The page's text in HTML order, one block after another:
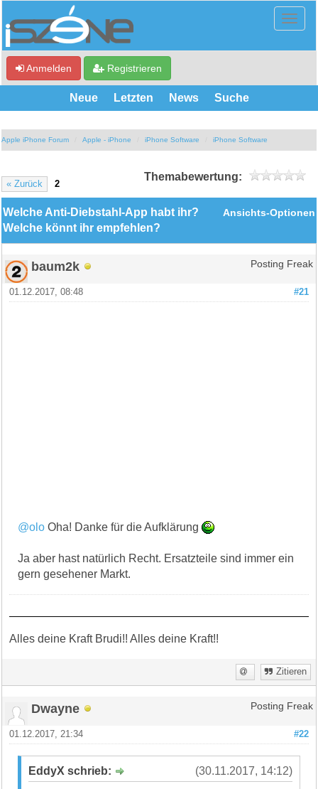
Anmelden Registrieren
Neue Letzten News Suche
Apple iPhone Forum Apple - iPhone iPhone Software iPhone Software
« Zurück 2
Themabewertung:
Ansichts-Optionen
Welche Anti-Diebstahl-App habt ihr?
Welche könnt ihr empfehlen?
baum2k Posting Freak
#21
01.12.2017, 08:48
@olo Oha! Danke für die Aufklärung
Ja aber hast natürlich Recht. Ersatzteile sind immer ein
gern gesehener Markt.
Alles deine Kraft Brudi!! Alles deine Kraft!!
Zitieren
Dwayne Posting Freak
#22
01.12.2017, 21:34
(30.11.2017, 14:12)
EddyX schrieb: